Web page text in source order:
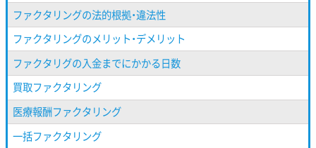
ファクタリングの法的根拠・違法性
ファクタリングのメリット・デメリット
ファクタリグの入金までにかかる日数
買取ファクタリング
医療報酬ファクタリング
一括ファクタリング